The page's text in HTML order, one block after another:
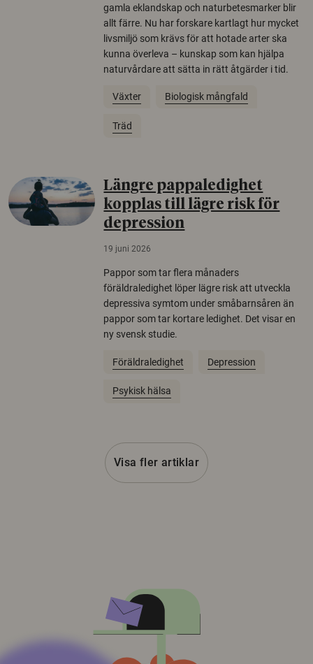
gamla eklandskap och naturbetesmarker blir
allt färre. Nu har forskare kartlagt hur mycket
livsmiljö som krävs för att hotade arter ska
kunna överleva – kunskap som kan hjälpa
naturvårdare att sätta in rätt åtgärder i tid.
Växter Biologisk mångfald
Träd
Längre pappaledighet
kopplas till lägre risk för
depression
19 juni 2026
Pappor som tar flera månaders
föräldraledighet löper lägre risk att utveckla
depressiva symtom under småbarnsåren än
pappor som tar kortare ledighet. Det visar en
ny svensk studie.
Föräldraledighet Depression
Psykisk hälsa
Visa fler artiklar